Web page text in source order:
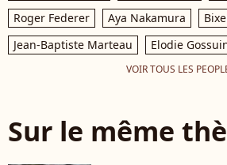
Roger Federer
Aya Nakamura
Jean-Baptiste Marteau
Elodie
VOIR TOUS LES
Sur le même